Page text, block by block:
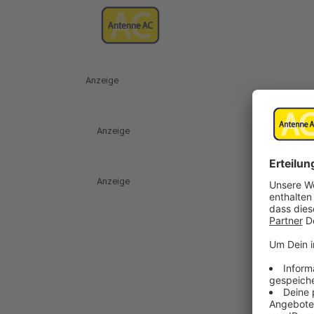
Anzeige
Anzeige
Anzeige